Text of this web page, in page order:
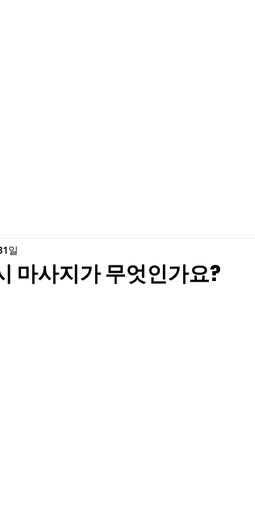
마사지가 무엇인가요?
일